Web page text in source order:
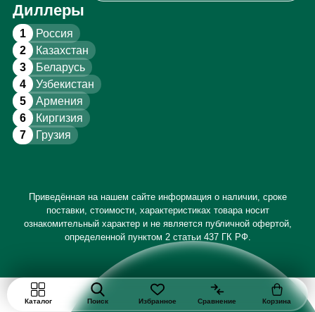
Диллеры
1 Россия
2 Казахстан
3 Беларусь
4 Узбекистан
5 Армения
6 Киргизия
7 Грузия
Приведённая на нашем сайте информация о наличии, сроке
поставки, стоимости, характеристиках товара носит
ознакомительный характер и не является публичной офертой,
определенной пунктом 2 статьи 437 ГК РФ.
Каталог Поиск Избранное Сравнение Корзина